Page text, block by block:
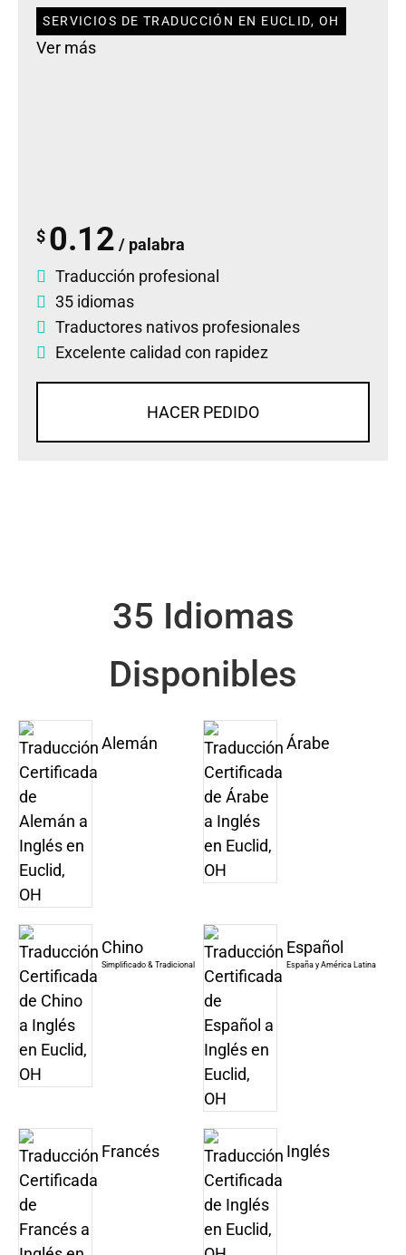
SERVICIOS DE TRADUCCIÓN EN EUCLID, OH
Ver más
$ 0.12 / palabra
Traducción profesional
35 idiomas
Traductores nativos profesionales
Excelente calidad con rapidez
HACER PEDIDO
35 Idiomas
Disponibles
Alemán Árabe
Chino
Simplificado & Tradicional
Español
España y América Latina
Francés Inglés